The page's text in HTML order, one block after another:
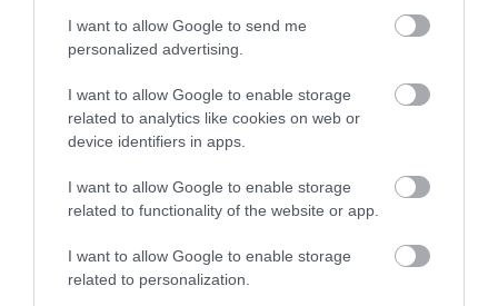
I want to allow Google to send me
personalized advertising.
I want to allow Google to enable storage
related to analytics like cookies on web or
device identifiers in apps.
I want to allow Google to enable storage
related to functionality of the website or app.
I want to allow Google to enable storage
related to personalization.
​Munkáshitel
2025-től igényelhető a kamatmentes Munkáshitel, ami egy fedezet
nélkül felvehető, szabad felhasználású kölcsön, vagyis
feltétel itt az, hogy az igénylő 18 és 25 éves kor között legyen,
valamint ne rendelkezzen érvényes hallgatói, tanulói
felsőoktatási intézményben szerzett oklevele. Ugyanakkor arra
nézve nincs megkötés, hogy a hitel igénylését követően nem